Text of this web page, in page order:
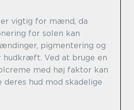
vigtig for mænd, da
for solen kan
pigmentering og
hudkræft. Ved at bruge en
med høj faktor kan
hud mod skadelige